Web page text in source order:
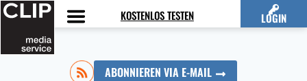
Zum
Inhalt
springen
KOSTENLOS TESTEN LOGIN
ABONNIEREN VIA E-MAIL